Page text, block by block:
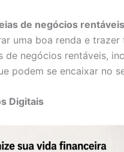
de negócios rentáveis
uma boa renda e
de negócios rentáveis,
podem se encaixar no
Digitais